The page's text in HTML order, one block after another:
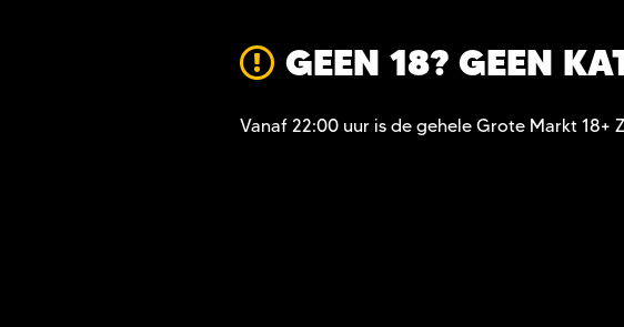
GEEN 18? GEEN
Vanaf 22:00 uur is de gehele Grote Markt 18+